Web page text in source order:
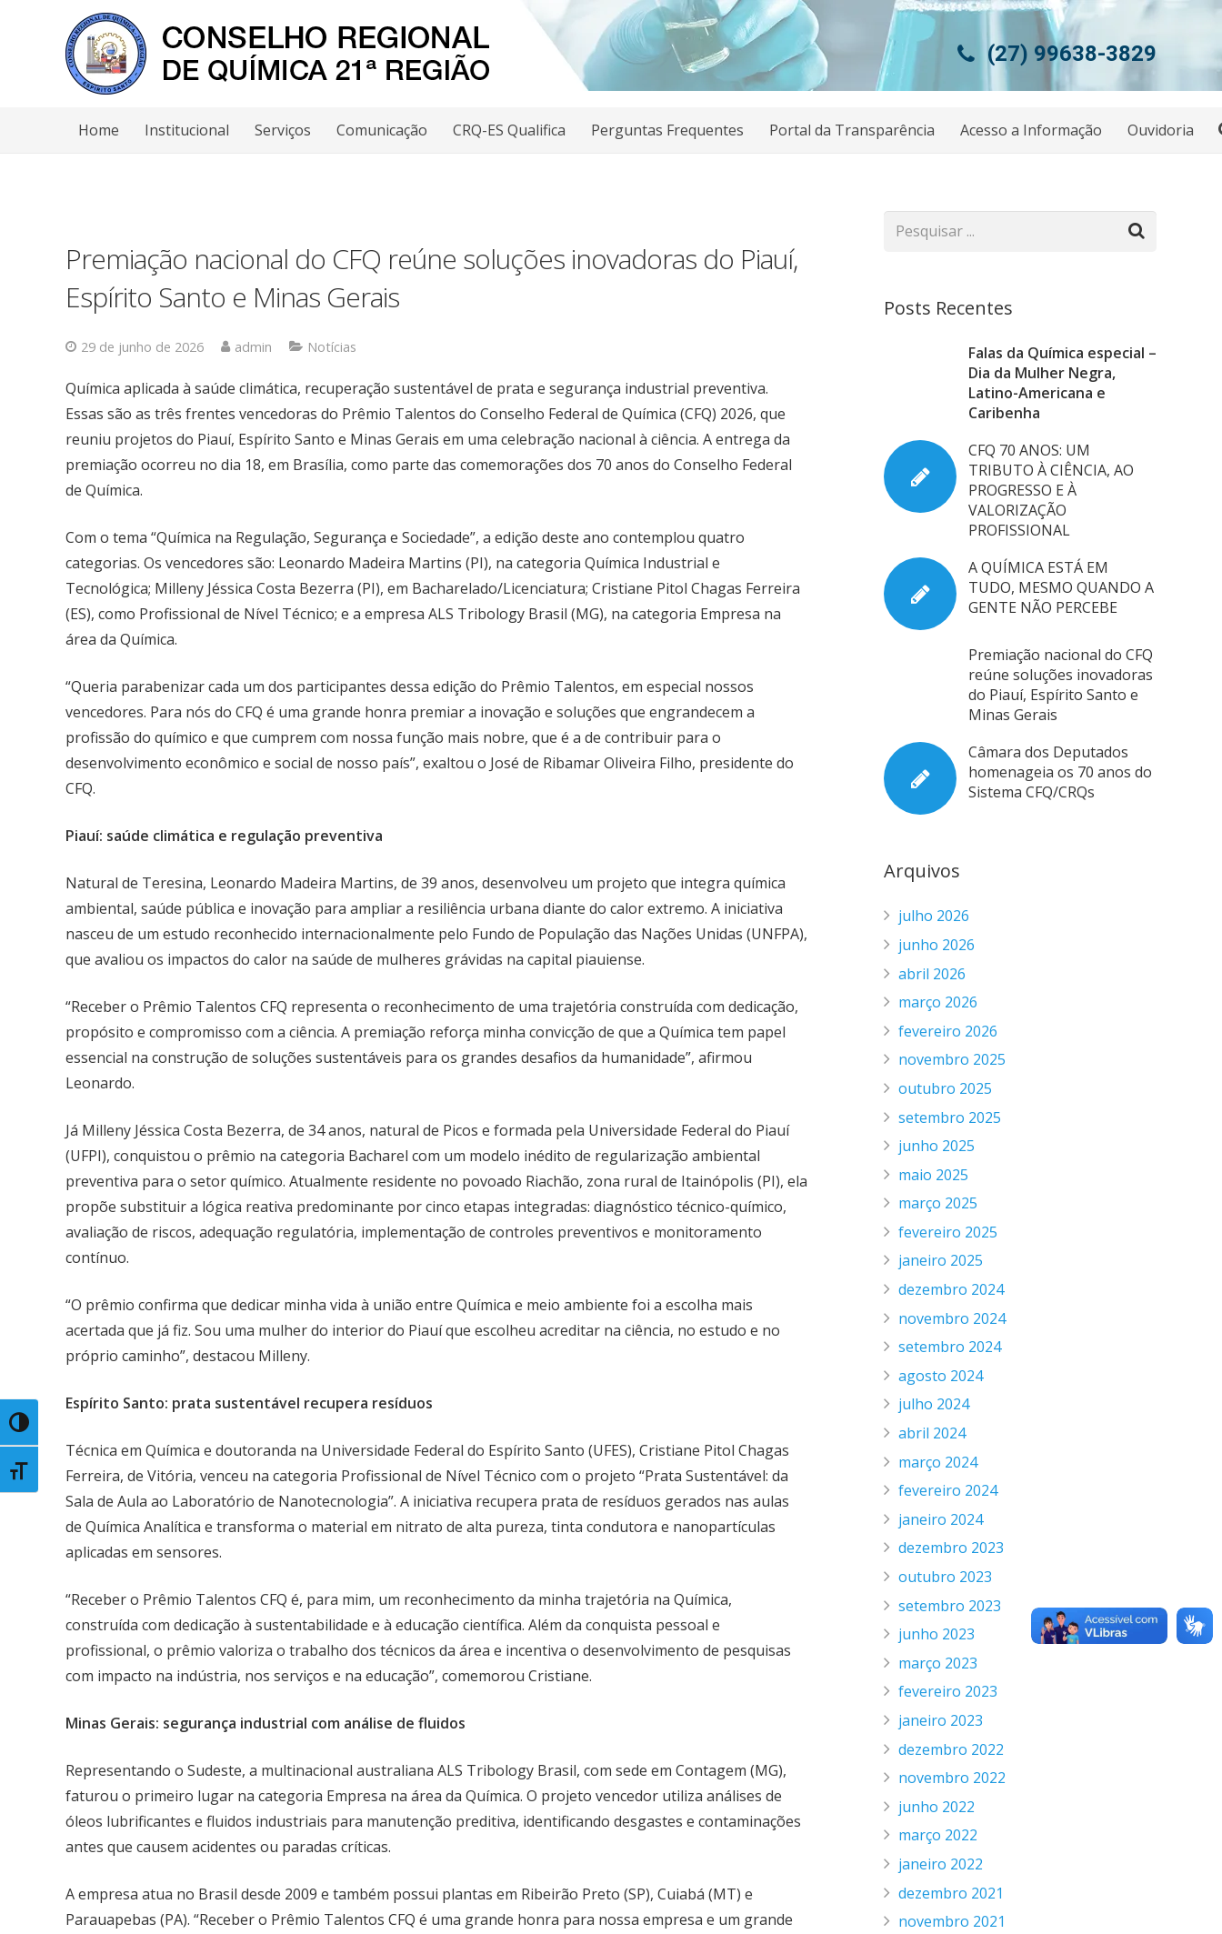
Toggle High Contrast
Toggle Font size
(27) 99638-3829
Home Institucional Serviços Comunicação CRQ-ES Qualifica Perguntas Frequentes Portal da Transparência Acesso a Informação Ouvidoria
Premiação nacional do CFQ reúne soluções inovadoras do Piauí,
Espírito Santo e Minas Gerais
29 de junho de 2026 admin Notícias
Química aplicada à saúde climática, recuperação sustentável de prata e segurança industrial preventiva.
Essas são as três frentes vencedoras do Prêmio Talentos do Conselho Federal de Química (CFQ) 2026, que
reuniu projetos do Piauí, Espírito Santo e Minas Gerais em uma celebração nacional à ciência. A entrega da
premiação ocorreu no dia 18, em Brasília, como parte das comemorações dos 70 anos do Conselho Federal
de Química.
Com o tema “Química na Regulação, Segurança e Sociedade”, a edição deste ano contemplou quatro
categorias. Os vencedores são: Leonardo Madeira Martins (PI), na categoria Química Industrial e
Tecnológica; Milleny Jéssica Costa Bezerra (PI), em Bacharelado/Licenciatura; Cristiane Pitol Chagas Ferreira
(ES), como Profissional de Nível Técnico; e a empresa ALS Tribology Brasil (MG), na categoria Empresa na
área da Química.
“Queria parabenizar cada um dos participantes dessa edição do Prêmio Talentos, em especial nossos
vencedores. Para nós do CFQ é uma grande honra premiar a inovação e soluções que engrandecem a
profissão do químico e que cumprem com nossa função mais nobre, que é a de contribuir para o
desenvolvimento econômico e social de nosso país”, exaltou o José de Ribamar Oliveira Filho, presidente do
CFQ.
Piauí: saúde climática e regulação preventiva
Natural de Teresina, Leonardo Madeira Martins, de 39 anos, desenvolveu um projeto que integra química
ambiental, saúde pública e inovação para ampliar a resiliência urbana diante do calor extremo. A iniciativa
nasceu de um estudo reconhecido internacionalmente pelo Fundo de População das Nações Unidas (UNFPA),
que avaliou os impactos do calor na saúde de mulheres grávidas na capital piauiense.
“Receber o Prêmio Talentos CFQ representa o reconhecimento de uma trajetória construída com dedicação,
propósito e compromisso com a ciência. A premiação reforça minha convicção de que a Química tem papel
essencial na construção de soluções sustentáveis para os grandes desafios da humanidade”, afirmou
Leonardo.
Já Milleny Jéssica Costa Bezerra, de 34 anos, natural de Picos e formada pela Universidade Federal do Piauí
(UFPI), conquistou o prêmio na categoria Bacharel com um modelo inédito de regularização ambiental
preventiva para o setor químico. Atualmente residente no povoado Riachão, zona rural de Itainópolis (PI), ela
propõe substituir a lógica reativa predominante por cinco etapas integradas: diagnóstico técnico-químico,
avaliação de riscos, adequação regulatória, implementação de controles preventivos e monitoramento
contínuo.
“O prêmio confirma que dedicar minha vida à união entre Química e meio ambiente foi a escolha mais
acertada que já fiz. Sou uma mulher do interior do Piauí que escolheu acreditar na ciência, no estudo e no
próprio caminho”, destacou Milleny.
Espírito Santo: prata sustentável recupera resíduos
Técnica em Química e doutoranda na Universidade Federal do Espírito Santo (UFES), Cristiane Pitol Chagas
Ferreira, de Vitória, venceu na categoria Profissional de Nível Técnico com o projeto “Prata Sustentável: da
Sala de Aula ao Laboratório de Nanotecnologia”. A iniciativa recupera prata de resíduos gerados nas aulas
de Química Analítica e transforma o material em nitrato de alta pureza, tinta condutora e nanopartículas
aplicadas em sensores.
“Receber o Prêmio Talentos CFQ é, para mim, um reconhecimento da minha trajetória na Química,
construída com dedicação à sustentabilidade e à educação científica. Além da conquista pessoal e
profissional, o prêmio valoriza o trabalho dos técnicos da área e incentiva o desenvolvimento de pesquisas
com impacto na indústria, nos serviços e na educação”, comemorou Cristiane.
Minas Gerais: segurança industrial com análise de fluidos
Representando o Sudeste, a multinacional australiana ALS Tribology Brasil, com sede em Contagem (MG),
faturou o primeiro lugar na categoria Empresa na área da Química. O projeto vencedor utiliza análises de
óleos lubrificantes e fluidos industriais para manutenção preditiva, identificando desgastes e contaminações
antes que causem acidentes ou paradas críticas.
A empresa atua no Brasil desde 2009 e também possui plantas em Ribeirão Preto (SP), Cuiabá (MT) e
Parauapebas (PA). “Receber o Prêmio Talentos CFQ é uma grande honra para nossa empresa e um grande
Posts Recentes
Falas da Química especial –
Dia da Mulher Negra,
Latino-Americana e
Caribenha
CFQ 70 ANOS: UM
TRIBUTO À CIÊNCIA, AO
PROGRESSO E À
VALORIZAÇÃO
PROFISSIONAL
A QUÍMICA ESTÁ EM
TUDO, MESMO QUANDO A
GENTE NÃO PERCEBE
Premiação nacional do CFQ
reúne soluções inovadoras
do Piauí, Espírito Santo e
Minas Gerais
Câmara dos Deputados
homenageia os 70 anos do
Sistema CFQ/CRQs
Arquivos
julho 2026
junho 2026
abril 2026
março 2026
fevereiro 2026
novembro 2025
outubro 2025
setembro 2025
junho 2025
maio 2025
março 2025
fevereiro 2025
janeiro 2025
dezembro 2024
novembro 2024
setembro 2024
agosto 2024
julho 2024
abril 2024
março 2024
fevereiro 2024
janeiro 2024
dezembro 2023
outubro 2023
setembro 2023
junho 2023
março 2023
fevereiro 2023
janeiro 2023
dezembro 2022
novembro 2022
junho 2022
março 2022
janeiro 2022
dezembro 2021
novembro 2021